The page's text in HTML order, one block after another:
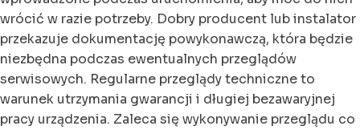
wrócić w razie potrzeby. Dobry producent lub instalator
przekazuje dokumentację powykonawczą, która będzie
niezbędna podczas ewentualnych przeglądów
serwisowych. Regularne przeglądy techniczne to
warunek utrzymania gwarancji i długiej bezawaryjnej
pracy urządzenia. Zaleca się wykonywanie przeglądu co